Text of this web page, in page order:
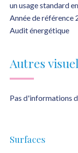
un usage standard
Année de
Audit énergétique
Autres
Pas d'informations
Surfaces